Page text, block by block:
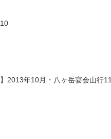
2013年10月・八ヶ岳宴会山行11